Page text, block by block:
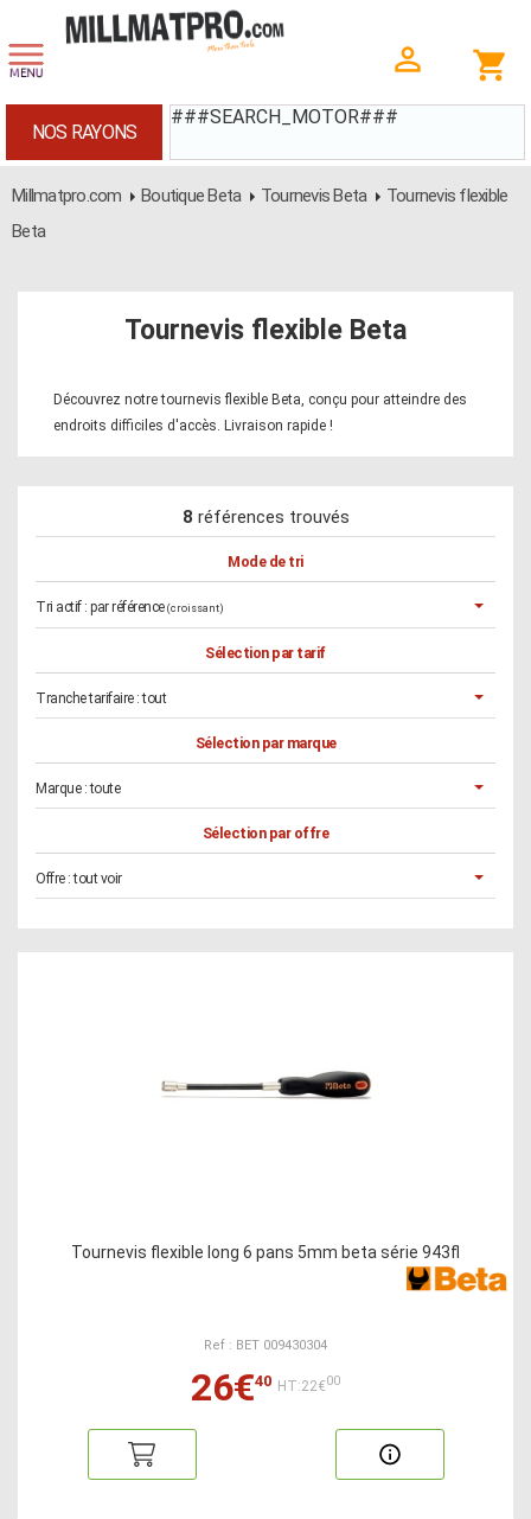
###SEARCH_MOTOR###
NOS RAYONS
Millmatpro.com Boutique Beta Tournevis Beta
Tournevis flexible
Beta
Tournevis flexible Beta
Découvrez notre tournevis flexible Beta, conçu pour atteindre des
endroits difficiles d'accès. Livraison rapide !
8 références trouvés
Mode de tri
Tri actif : par référence (croissant)
Sélection par tarif
Tranche tarifaire :tout
Sélection par marque
Marque :toute
Sélection par offre
Offre :tout voir
Tournevis flexible long 6 pans 5mm beta série 943fl
Ref : BET 009430304
26€40 HT:22€00